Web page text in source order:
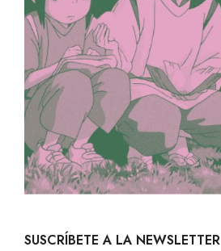
SUSCRÍBETE A LA NEWSLETTER